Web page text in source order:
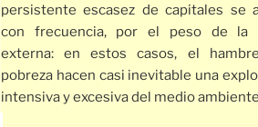
persistente escasez de capitales se
con frecuencia, por el peso de la
externa: en estos casos, el
pobreza hacen casi inevitable una
intensiva y excesiva del medio